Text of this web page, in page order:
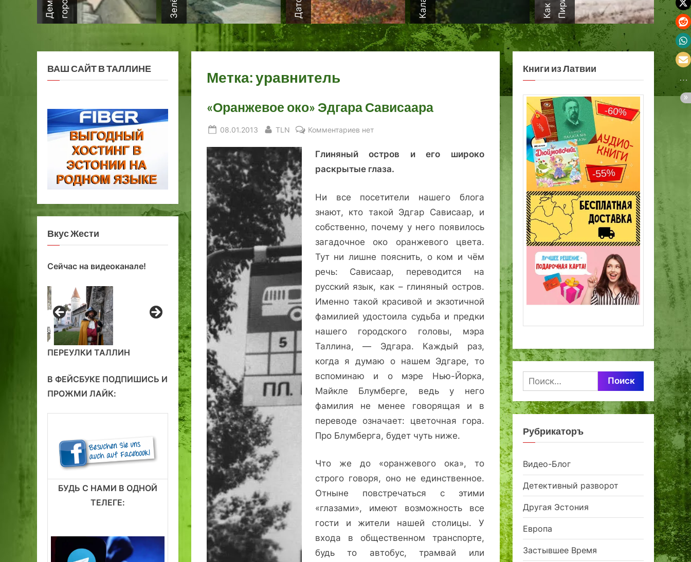
Метка:уравнитель
«Оранжевое око» Эдгара Сависаара
Posted
08.01.2013 By
TLN Комментариев к
«Оранжевое
око»
Сависаара
нет
Глиняный остров и его широко
раскрытые глаза.
Ни все посетители нашего блога
знают, кто такой Эдгар Сависаар, и
собственно, почему у него появилось
загадочное око оранжевого цвета.
Тут ни лишне пояснить, о ком и чём
речь: Сависаар, переводится на
русский язык, как – глиняный остров.
Именно такой красивой и экзотичной
фамилией удостоила судьба и предки
нашего городского головы, мэра
Таллина, — Эдгара. Каждый раз,
когда я думаю о нашем Эдгаре, то
вспоминаю и о мэре Нью-Йорка,
Майкле Блумберге, ведь у него
фамилия не менее говорящая и в
переводе означает: цветочная гора.
Про Блумберга, будет чуть ниже.
Что же до «оранжевого ока», то
строго говоря, оно не единственное.
Отныне повстречаться с этими
«глазами», имеют возможность все
гости и жители нашей столицы. У
входа в общественном транспорте,
будь то автобус, трамвай или
ВАШ САЙТ В ТАЛЛИНЕ
Вкус Жести
Сейчас на видеоканале!
ПЕРЕУЛКИ ТАЛЛИН
В ФЕЙСБУКЕ ПОДПИШИСЬ И
ПРОЖМИ ЛАЙК:
БУДЬ С НАМИ В ОДНОЙ
ТЕЛЕГЕ:
Книги из Латвии
Найти:
Рубрикаторъ
Видео-Блог
Детективный разворот
Другая Эстония
Европа
Застывшее Время